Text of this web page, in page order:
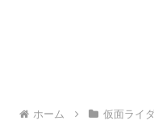
ホーム 仮面ライ